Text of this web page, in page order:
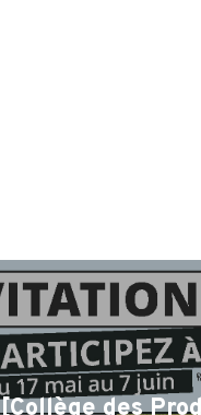
[Collège des